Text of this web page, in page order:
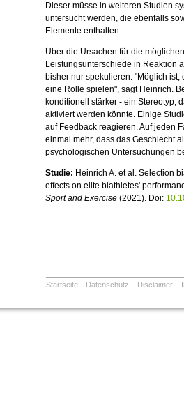
Dieser müsse in weiteren Studien
untersucht werden, die ebenfalls
Elemente enthalten.
Über die Ursachen für die
Leistungsunterschiede in Reaktion
bisher nur spekulieren. "Möglich
eine Rolle spielen", sagt Heinrich.
konditionell stärker - ein Stereotyp,
aktiviert werden könnte. Einige
auf Feedback reagieren. Auf jeden
einmal mehr, dass das Geschlecht
psychologischen Untersuchungen
Studie: Heinrich A. et al. Selection
effects on elite biathletes'
Sport and Exercise(2021). Doi:
Startseite Datenschutz Disclaimer